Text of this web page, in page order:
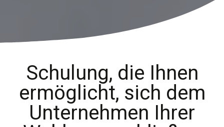
Schulung, die Ihnen
ermöglicht, sich dem
Unternehmen Ihrer